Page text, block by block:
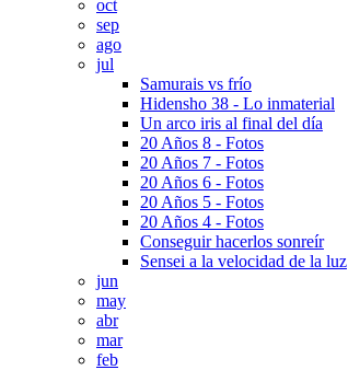
oct
sep
ago
jul
Samurais vs frío
Hidensho 38 - Lo inmaterial
Un arco iris al final del día
20 Años 8 - Fotos
20 Años 7 - Fotos
20 Años 6 - Fotos
20 Años 5 - Fotos
20 Años 4 - Fotos
Conseguir hacerlos sonreír
Sensei a la velocidad de la luz
jun
may
abr
mar
feb